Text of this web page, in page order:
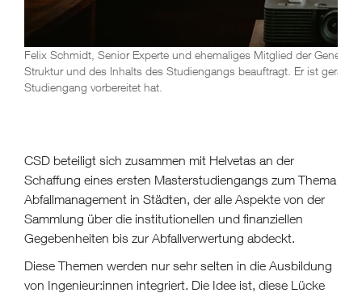
Felix Schmidt, Senior Experte und ehemaliges Mitglied der
Struktur und des Inhalts des Studiengangs beauftragt. Er ist
Studiengang vorbereitet hat.
CSD beteiligt sich zusammen mit Helvetas an der
Schaffung eines ersten Masterstudiengangs zum Thema
Abfallmanagement in Städten, der alle Aspekte von der
Sammlung über die institutionellen und finanziellen
Gegebenheiten bis zur Abfallverwertung abdeckt.
Diese Themen werden nur sehr selten in die Ausbildung
von Ingenieur:innen integriert. Die Idee ist, diese Lücke